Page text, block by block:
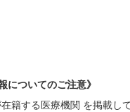
についてのご注意》
籍する医療機関 を掲載して